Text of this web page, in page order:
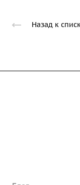
Назад к